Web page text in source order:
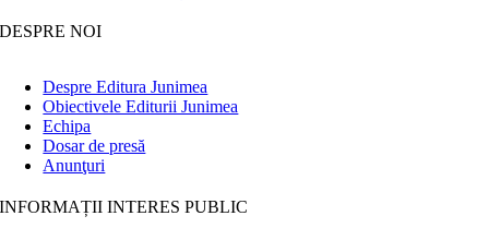
DESPRE NOI
Despre Editura Junimea
Obiectivele Editurii Junimea
Echipa
Dosar de presă
Anunţuri
INFORMAȚII INTERES PUBLIC